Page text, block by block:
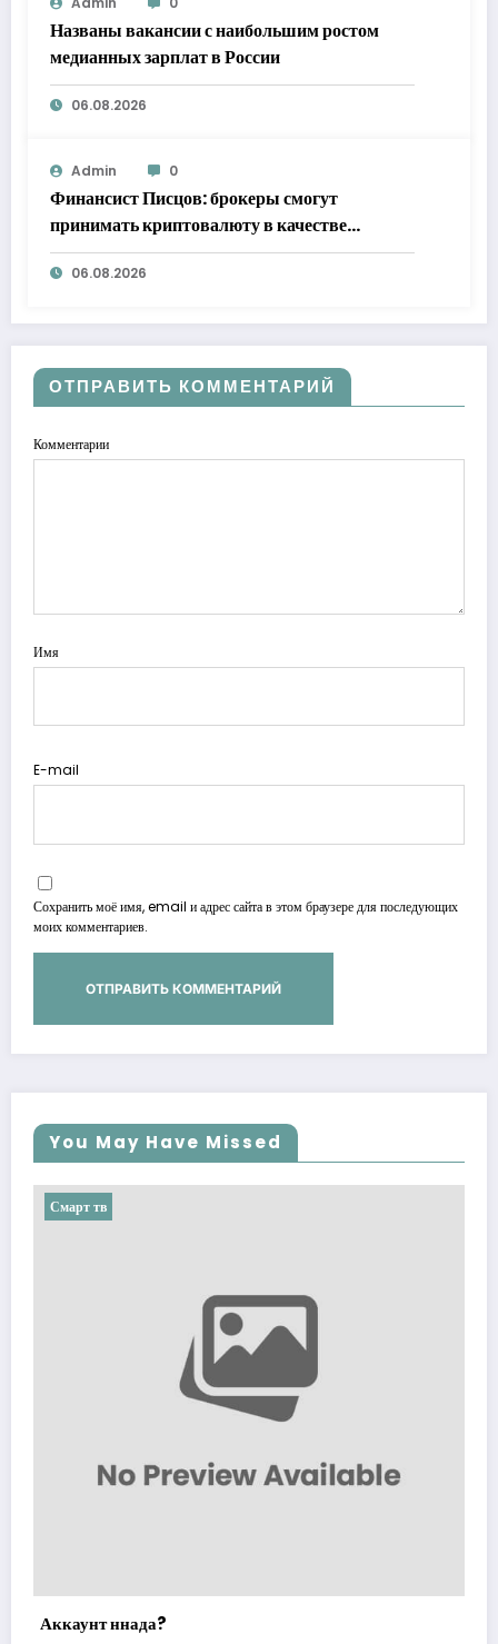
Названы вакансии с наибольшим ростом
медианных зарплат в России
06.08.2026
Admin 0
Финансист Писцов: брокеры смогут
принимать криптовалюту в качестве
обеспечения
06.08.2026
ОТПРАВИТЬ КОММЕНТАРИЙ
Комментарии
Имя
E-mail
Сохранить моё имя, email и адрес сайта в этом браузере для последующих
моих комментариев.
You May Have Missed
Смарт тв
Аккаунт ннада?